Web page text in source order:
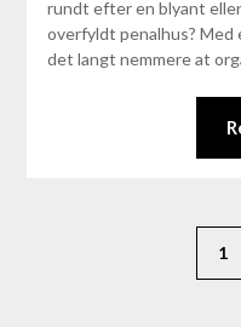
rundt efter en blyant
overfyldt penalhus? Med
det langt nemmere at
1